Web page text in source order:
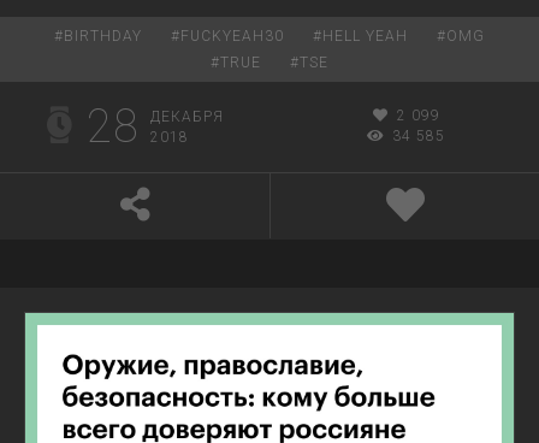
# BIRTHDAY # FUCKYEAH30 # HELL YEAH #OMG
#TRUE #TSE
28
ДЕКАБРЯ
2018
2 099
34 585